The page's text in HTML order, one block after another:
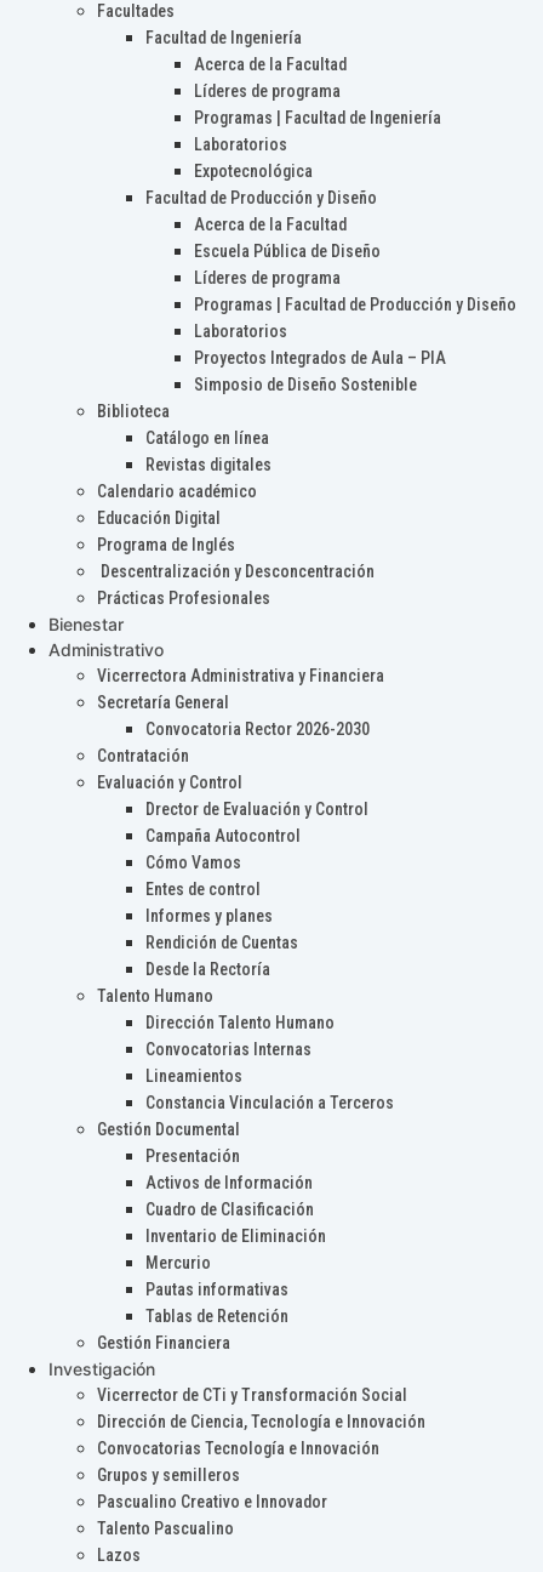
Facultades
Facultad de Ingeniería
Acerca de la Facultad
Líderes de programa
Programas | Facultad de Ingeniería
Laboratorios
Expotecnológica
Facultad de Producción y Diseño
Acerca de la Facultad
Escuela Pública de Diseño
Líderes de programa
Programas | Facultad de Producción y Diseño
Laboratorios
Proyectos Integrados de Aula – PIA
Simposio de Diseño Sostenible
Biblioteca
Catálogo en línea
Revistas digitales
Calendario académico
Educación Digital
Programa de Inglés
Descentralización y Desconcentración
Prácticas Profesionales
Bienestar
Administrativo
Vicerrectora Administrativa y Financiera
Secretaría General
Convocatoria Rector 2026-2030
Contratación
Evaluación y Control
Drector de Evaluación y Control
Campaña Autocontrol
Cómo Vamos
Entes de control
Informes y planes
Rendición de Cuentas
Desde la Rectoría
Talento Humano
Dirección Talento Humano
Convocatorias Internas
Lineamientos
Constancia Vinculación a Terceros
Gestión Documental
Presentación
Activos de Información
Cuadro de Clasificación
Inventario de Eliminación
Mercurio
Pautas informativas
Tablas de Retención
Gestión Financiera
Investigación
Vicerrector de CTi y Transformación Social
Dirección de Ciencia, Tecnología e Innovación
Convocatorias Tecnología e Innovación
Grupos y semilleros
Pascualino Creativo e Innovador
Talento Pascualino
Lazos